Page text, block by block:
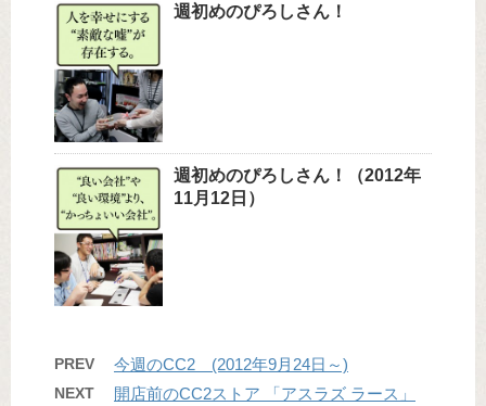
週初めのぴろしさん！
週初めのぴろしさん！（2012年
11月12日）
PREV 今週のCC2 (2012年9月24日～)
NEXT
開店前のCC2ストア 「アスラズ ラース」